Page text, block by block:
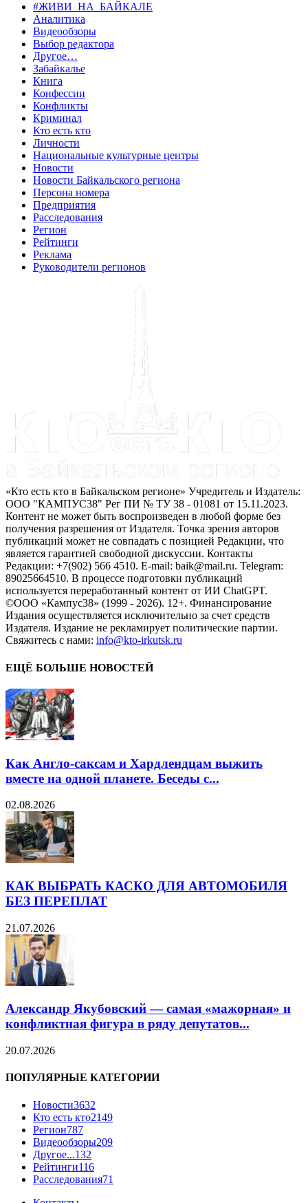
#ЖИВИ_НА_БАЙКАЛЕ
Аналитика
Видеообзоры
Выбор редактора
Другое…
Забайкалье
Книга
Конфессии
Конфликты
Криминал
Кто есть кто
Личности
Национальные культурные центры
Новости
Новости Байкальского региона
Персона номера
Предприятия
Расследования
Регион
Рейтинги
Реклама
Руководители регионов
«Кто есть кто в Байкальском регионе» Учредитель и Издатель:
ООО "КАМПУС38" Рег ПИ № ТУ 38 - 01081 от 15.11.2023.
Контент не может быть воспроизведен в любой форме без
получения разрешения от Издателя. Точка зрения авторов
публикаций может не совпадать с позицией Редакции, что
является гарантией свободной дискуссии. Контакты
Редакции: +7(902) 566 4510. E-mail: baik@mail.ru. Telegram:
89025664510. В процессе подготовки публикаций
используется переработанный контент от ИИ ChatGPT.
©ООО «Кампус38» (1999 - 2026). 12+. Финансирование
Издания осуществляется исключительно за счет средств
Издателя. Издание не рекламирует политические партии.
Свяжитесь с нами: info@kto-irkutsk.ru
ЕЩЁ БОЛЬШЕ НОВОСТЕЙ
Как Англо-саксам и Хардлендцам выжить
вместе на одной планете. Беседы с...
02.08.2026
КАК ВЫБРАТЬ КАСКО ДЛЯ АВТОМОБИЛЯ
БЕЗ ПЕРЕПЛАТ
21.07.2026
Александр Якубовский — самая «мажорная» и
конфликтная фигура в ряду депутатов...
20.07.2026
ПОПУЛЯРНЫЕ КАТЕГОРИИ
Новости3632
Кто есть кто2149
Регион787
Видеообзоры209
Другое...132
Рейтинги116
Расследования71